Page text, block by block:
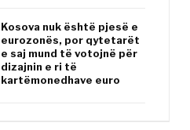
Kosova nuk është pjesë e
eurozonës, por qytetarët
e saj mund të votojnë për
dizajnin e ri të
kartëmonedhave euro